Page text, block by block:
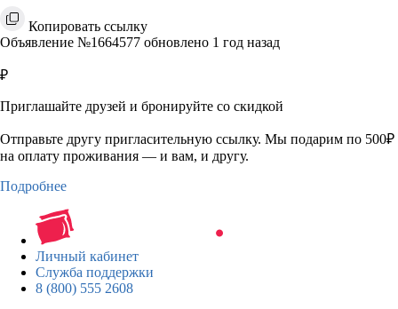
Копировать ссылку
Объявление №1664577 обновлено 1 год назад
₽
Приглашайте друзей и бронируйте со скидкой
Отправьте другу пригласительную ссылку. Мы подарим по 500₽
на оплату проживания — и вам, и другу.
Подробнее
Личный кабинет
Служба поддержки
8 (800) 555 2608